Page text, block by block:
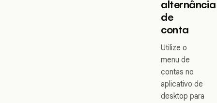
alternância
de
conta
Utilize o
menu de
contas no
aplicativo de
desktop para